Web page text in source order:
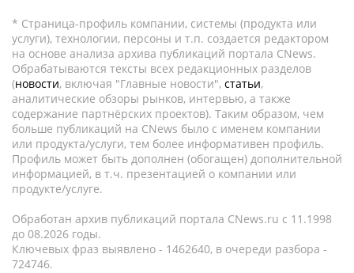
* Страница-профиль компании, системы (продукта или
услуги), технологии, персоны и т.п. создается редактором
на основе анализа архива публикаций портала CNews.
Обрабатываются тексты всех редакционных разделов
(новости, включая "Главные новости", статьи,
аналитические обзоры рынков, интервью, а также
содержание партнёрских проектов). Таким образом, чем
больше публикаций на CNews было с именем компании
или продукта/услуги, тем более информативен профиль.
Профиль может быть дополнен (обогащен) дополнительной
информацией, в т.ч. презентацией о компании или
продукте/услуге.
Обработан архив публикаций портала CNews.ru c 11.1998
до 08.2026 годы.
Ключевых фраз выявлено - 1462640, в очереди разбора -
724746.